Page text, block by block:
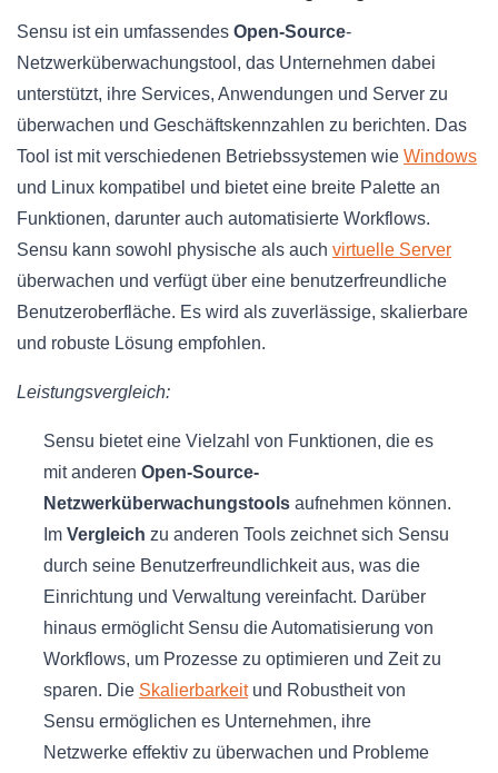
Sensu ist ein umfassendes Open-Source-
Netzwerküberwachungstool, das Unternehmen dabei
unterstützt, ihre Services, Anwendungen und Server zu
überwachen und Geschäftskennzahlen zu berichten. Das
Tool ist mit verschiedenen Betriebssystemen wie Windows
und Linux kompatibel und bietet eine breite Palette an
Funktionen, darunter auch automatisierte Workflows.
Sensu kann sowohl physische als auch virtuelle Server
überwachen und verfügt über eine benutzerfreundliche
Benutzeroberfläche. Es wird als zuverlässige, skalierbare
und robuste Lösung empfohlen.
Leistungsvergleich:
Sensu bietet eine Vielzahl von Funktionen, die es
mit anderen Open-Source-
Netzwerküberwachungstools aufnehmen können.
Im Vergleich zu anderen Tools zeichnet sich Sensu
durch seine Benutzerfreundlichkeit aus, was die
Einrichtung und Verwaltung vereinfacht. Darüber
hinaus ermöglicht Sensu die Automatisierung von
Workflows, um Prozesse zu optimieren und Zeit zu
sparen. Die Skalierbarkeitund Robustheit von
Sensu ermöglichen es Unternehmen, ihre
Netzwerke effektiv zu überwachen und Probleme